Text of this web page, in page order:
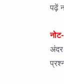
पढ़ें
नोट-